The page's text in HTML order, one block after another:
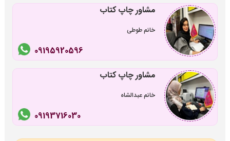
مشاور چاپ کتاب
خانم طوطی
09195920596
مشاور چاپ کتاب
خانم عبدالشاه
09193716030